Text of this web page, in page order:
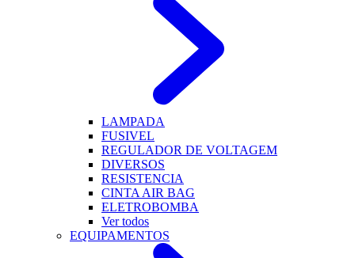
LAMPADA
FUSIVEL
REGULADOR DE VOLTAGEM
DIVERSOS
RESISTENCIA
CINTA AIR BAG
ELETROBOMBA
Ver todos
EQUIPAMENTOS